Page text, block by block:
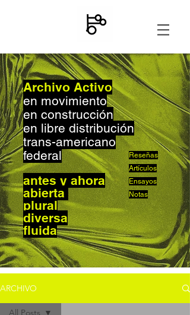
Archivo Activo
en movimiento
en construcción
en libre distribución
trans-americano
federal
Reseñas
Artículos
Ensayos
Notas
antes y ahora
abierta
plural
diversa
fluida
ARCHIVO
All Posts